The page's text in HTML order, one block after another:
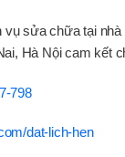
vụ sửa chữa tại
Hà Nội cam kết
798
dat-lich-hen